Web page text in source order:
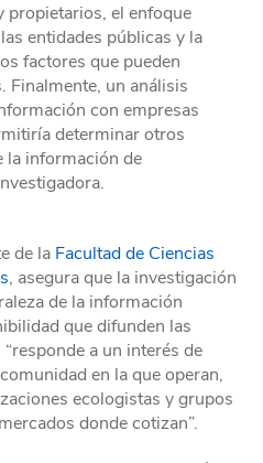
propietarios, el enfoque
entidades públicas y la
factores que pueden
Finalmente, un análisis
con empresas
determinar otros
la información de
de la Facultad de Ciencias
, asegura que la investigación
de la información
que difunden las
a un interés de
en la que operan,
ecologistas y grupos
donde cotizan”.